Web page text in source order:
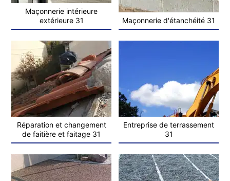
Maçonnerie intérieure
extérieure 31
Maçonnerie d'étanchéité 31
Réparation et changement
de faitière et faitage 31
Entreprise de terrassement
31